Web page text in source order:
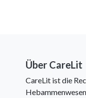
Über CareLit
CareLit ist die